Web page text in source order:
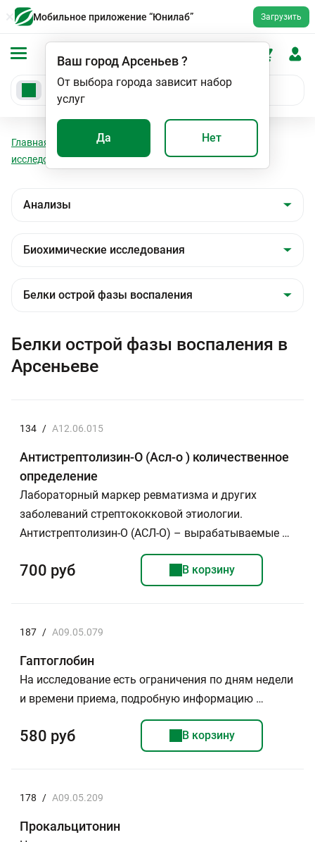
Мобильное приложение “Юнилаб” Загрузить
Ваш городАрсеньев?
От выбора города зависит набор
услуг
Да Нет
Главная Анализы
Биохимические
исследования
Белки острой фазы воспаления
Белки острой фазы воспаления в
Арсеньеве
134 / A12.06.015
Антистрептолизин-О (Асл-о ) количественное
определение
Лабораторный маркер ревматизма и других
заболеваний стрептококковой этиологии.
Антистрептолизин-О (АСЛ-О) – вырабатываемые …
700 руб В корзину
187 / A09.05.079
Гаптоглобин
На исследование есть ограничения по дням недели
и времени приема, подробную информацию …
580 руб В корзину
178 / A09.05.209
Прокальцитонин